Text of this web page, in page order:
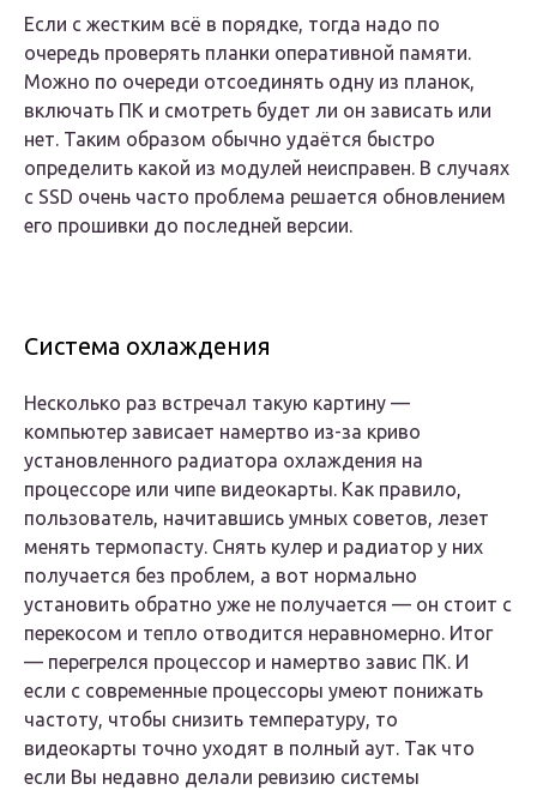
Если с жестким всё в порядке, тогда надо по
очередь проверять планки оперативной памяти.
Можно по очереди отсоединять одну из планок,
включать ПК и смотреть будет ли он зависать или
нет. Таким образом обычно удаётся быстро
определить какой из модулей неисправен. В случаях
с SSD очень часто проблема решается обновлением
его прошивки до последней версии.
Система охлаждения
Несколько раз встречал такую картину —
компьютер зависает намертво из-за криво
установленного радиатора охлаждения на
процессоре или чипе видеокарты. Как правило,
пользователь, начитавшись умных советов, лезет
менять термопасту. Снять кулер и радиатор у них
получается без проблем, а вот нормально
установить обратно уже не получается — он стоит с
перекосом и тепло отводится неравномерно. Итог
— перегрелся процессор и намертво завис ПК. И
если с современные процессоры умеют понижать
частоту, чтобы снизить температуру, то
видеокарты точно уходят в полный аут. Так что
если Вы недавно делали ревизию системы